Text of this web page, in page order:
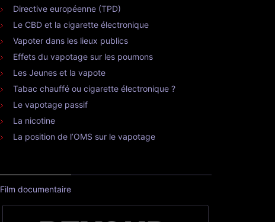
Directive européenne (TPD)
Le CBD et la cigarette électronique
Vapoter dans les lieux publics
Effets du vapotage sur les poumons
Les Jeunes et la vapote
Tabac chauffé ou cigarette électronique ?
Le vapotage passif
La nicotine
La position de l’OMS sur le vapotage
Film documentaire